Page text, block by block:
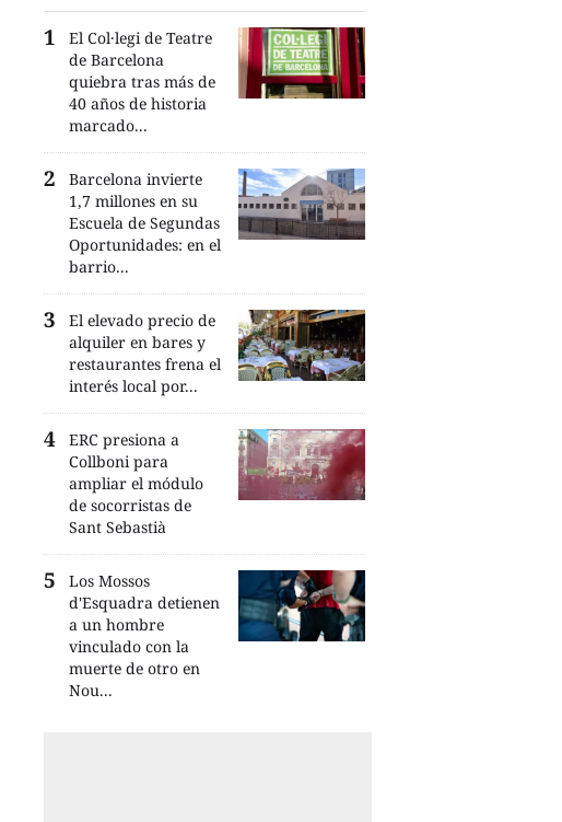
El Col·legi de Teatre
de Barcelona
quiebra tras más de
40 años de historia
marcado...
Barcelona invierte
1,7 millones en su
Escuela de Segundas
Oportunidades: en el
barrio...
El elevado precio de
alquiler en bares y
restaurantes frena el
interés local por...
ERC presiona a
Collboni para
ampliar el módulo
de socorristas de
Sant Sebastià
Los Mossos
d'Esquadra detienen
a un hombre
vinculado con la
muerte de otro en
Nou...